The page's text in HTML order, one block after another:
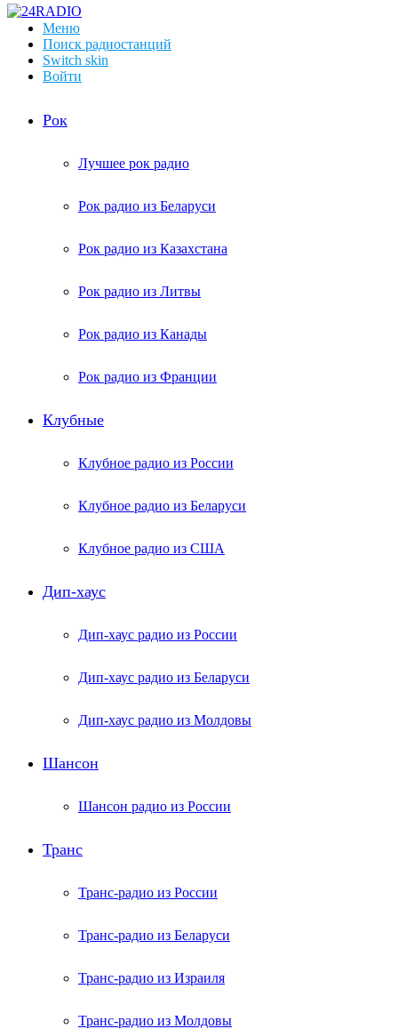
Меню
Поиск радиостанций
Switch skin
Войти
Рок
Лучшее рок радио
Рок радио из Беларуси
Рок радио из Казахстана
Рок радио из Литвы
Рок радио из Канады
Рок радио из Франции
Клубные
Клубное радио из России
Клубное радио из Беларуси
Клубное радио из США
Дип-хаус
Дип-хаус радио из России
Дип-хаус радио из Беларуси
Дип-хаус радио из Молдовы
Шансон
Шансон радио из России
Транс
Транс-радио из России
Транс-радио из Беларуси
Транс-радио из Израиля
Транс-радио из Молдовы